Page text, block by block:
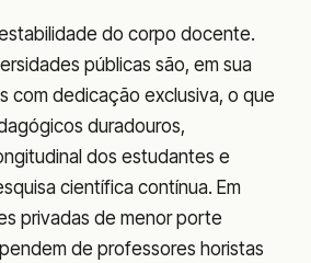
do corpo docente.
públicas são, em sua
com dedicação exclusiva, o que
duradouros,
dos estudantes e
científica contínua. Em
privadas de menor porte
de professores horistas